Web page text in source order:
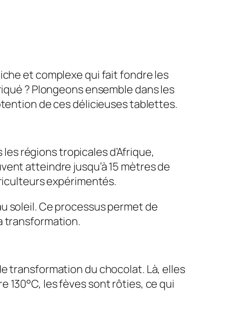
et complexe qui fait fondre les
? Plongeons ensemble dans les
de ces délicieuses tablettes.
régions tropicales d’Afrique,
atteindre jusqu’à 15 mètres de
expérimentés.
soleil. Ce processus permet de
transformation.
transformation du chocolat. Là, elles
les fèves sont rôties, ce qui